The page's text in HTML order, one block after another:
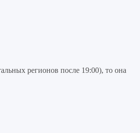
регионов после 19:00), то она